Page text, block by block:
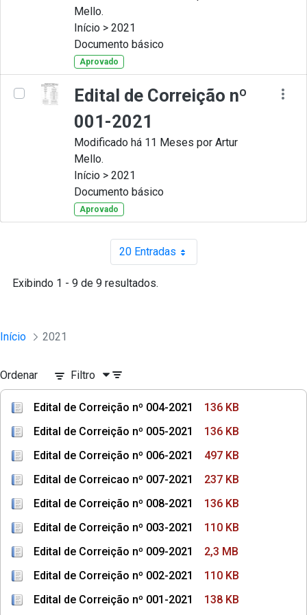
Mello.
Início > 2021
Documento básico
Aprovado
Edital de Correição nº
001-2021
Modificado há 11 Meses por Artur
Mello.
Início > 2021
Documento básico
Aprovado
20 EntradasPor página
Exibindo 1 - 9 de 9 resultados.
Início 2021
Ordenar Filtro
Edital de Correição nº 004-2021
136 KB
Edital de Correição nº 005-2021
136 KB
Edital de Correição nº 006-2021
497 KB
Edital de Correicao nº 007-2021
237 KB
Edital de Correição nº 008-2021
136 KB
Edital de Correição nº 003-2021
110 KB
Edital de Correição nº 009-2021
2,3 MB
Edital de Correição nº 002-2021
110 KB
Edital de Correição nº 001-2021
138 KB